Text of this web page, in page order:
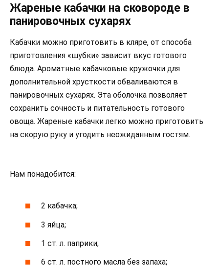
Жареные кабачки на сковороде в
панировочных сухарях
Кабачки можно приготовить в кляре, от способа
приготовления «шубки» зависит вкус готового
блюда. Ароматные кабачковые кружочки для
дополнительной хрусткости обваливаются в
панировочных сухарях. Эта оболочка позволяет
сохранить сочность и питательность готового
овоща. Жареные кабачки легко можно приготовить
на скорую руку и угодить неожиданным гостям.
Нам понадобится:
2 кабачка;
3 яйца;
1 ст. л. паприки;
6 ст. л. постного масла без запаха;